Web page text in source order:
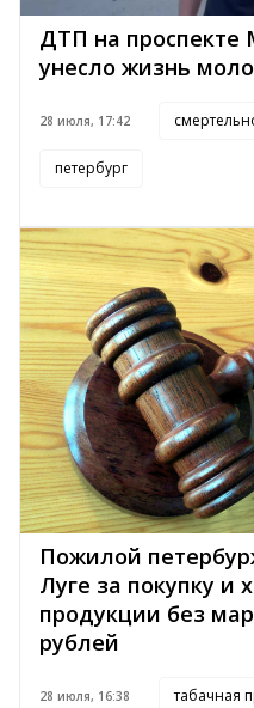
ДТП на
унесло жизнь
28 июля, 17:42
петербург
Пожилой
Луге за покупку и
продукции без
рублей
28 июля, 16:38 табачная